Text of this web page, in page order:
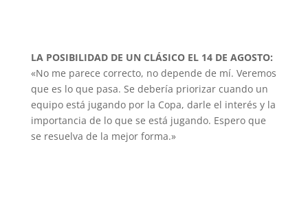
LA POSIBILIDAD DE UN CLÁSICO EL 14 DE AGOSTO:
«No me parece correcto, no depende de mí. Veremos
que es lo que pasa. Se debería priorizar cuando un
equipo está jugando por la Copa, darle el interés y la
importancia de lo que se está jugando. Espero que
se resuelva de la mejor forma.»